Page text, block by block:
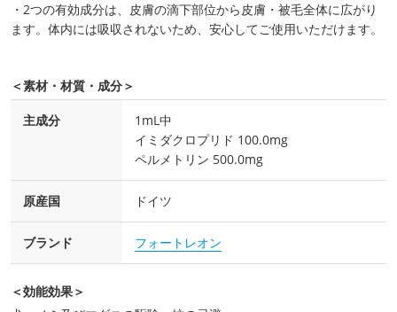
・2つの有効成分は、皮膚の滴下部位から皮膚・被毛全体に広がり
ます。体内には吸収されないため、安心してご使用いただけます。
＜素材・材質・成分＞
主成分
1mL中
イミダクロプリド 100.0mg
ペルメトリン 500.0mg
原産国 ドイツ
ブランド フォートレオン
＜効能効果＞